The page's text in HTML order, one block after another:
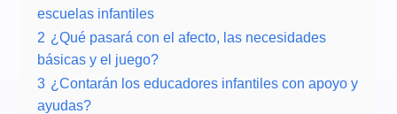
escuelas infantiles
2 ¿Qué pasará con el afecto, las necesidades
básicas y el juego?
3 ¿Contarán los educadores infantiles con apoyo y
ayudas?